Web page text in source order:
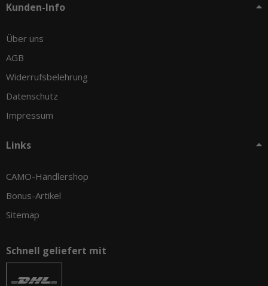
Kunden-Info
Über uns
AGB
Widerrufsbelehrung
Datenschutz
Impressum
Links
CAMO-Händlershop
Bonus-Artikel
Sitemap
Schnell geliefert mit